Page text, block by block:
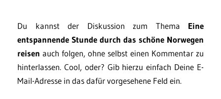
Du kannst der Diskussion zum Thema Eine
entspannende Stunde durch das schöne Norwegen
reisen auch folgen, ohne selbst einen Kommentar zu
hinterlassen. Cool, oder? Gib hierzu einfach Deine E-
Mail-Adresse in das dafür vorgesehene Feld ein.